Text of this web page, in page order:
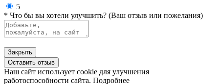
5
* Что бы вы хотели улучшить? (Ваш отзыв или пожелания)
Закрыть
Оставить отзыв
Наш сайт использует cookie для улучшения
работоспособности сайта. Подробнее